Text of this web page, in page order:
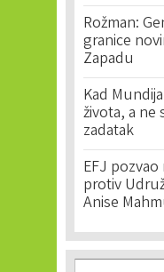
Rožman:
granice
Zapadu
Kad
života, a ne
zadatak
EFJ
protiv
Anise
Search